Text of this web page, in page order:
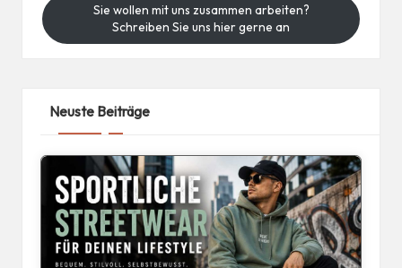
Sie wollen mit uns zusammen arbeiten?
Schreiben Sie uns hier gerne an
Neuste Beiträge